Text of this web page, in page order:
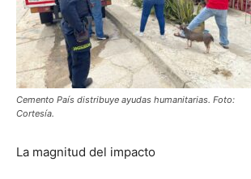
Cemento País distribuye ayudas humanitarias. Foto:
Cortesía.
La magnitud del impacto